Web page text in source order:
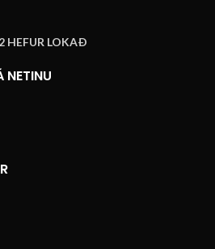
HEFUR LOKAÐ
NETINU